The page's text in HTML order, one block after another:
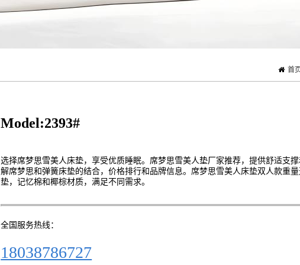
首
Model:2393#
选择席梦思雪美人床垫，享受优质睡眠。席梦思雪美人垫厂家推荐，提供舒适支
解席梦思和弹簧床垫的结合，价格排行和品牌信息。席梦思雪美人床垫双人款重
垫，记忆棉和椰棕材质，满足不同需求。
全国服务热线：
18038786727